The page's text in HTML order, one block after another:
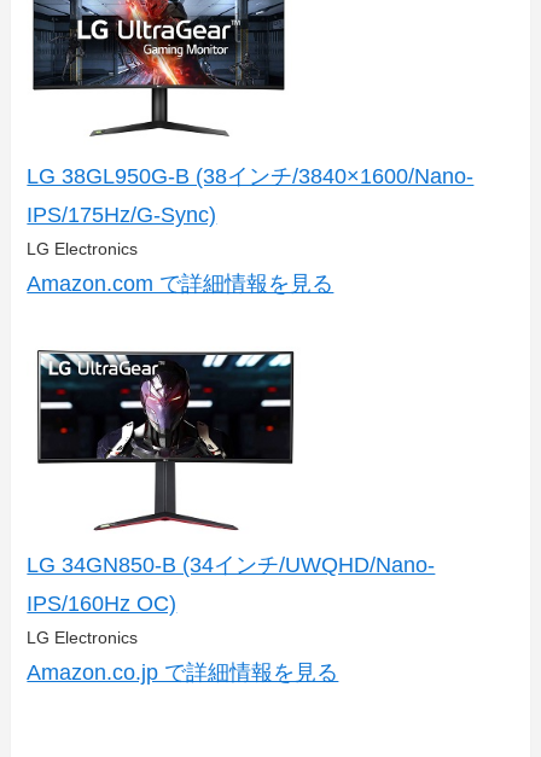
LG 38GL950G-B (38インチ/3840×1600/Nano-
IPS/175Hz/G-Sync)
LG Electronics
Amazon.com で詳細情報を見る
LG 34GN850-B (34インチ/UWQHD/Nano-
IPS/160Hz OC)
LG Electronics
Amazon.co.jp で詳細情報を見る